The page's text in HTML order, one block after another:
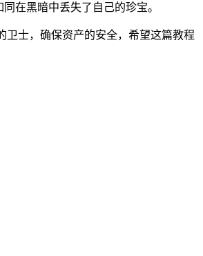
在黑暗中丢失了自己的珍宝。
卫士，确保资产的安全，希望这篇教程